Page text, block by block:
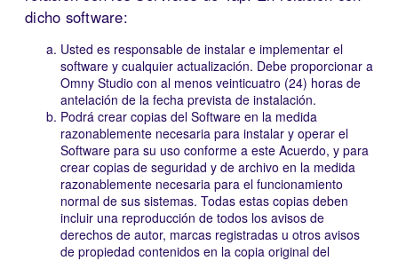
dicho software:
Usted es responsable de instalar e implementar el
software y cualquier actualización. Debe proporcionar a
Omny Studio con al menos veinticuatro (24) horas de
antelación de la fecha prevista de instalación.
Podrá crear copias del Software en la medida
razonablemente necesaria para instalar y operar el
Software para su uso conforme a este Acuerdo, y para
crear copias de seguridad y de archivo en la medida
razonablemente necesaria para el funcionamiento
normal de sus sistemas. Todas estas copias deben
incluir una reproducción de todos los avisos de
derechos de autor, marcas registradas u otros avisos
de propiedad contenidos en la copia original del